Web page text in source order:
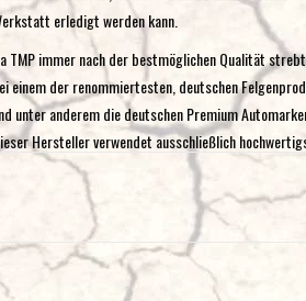
erledigt werden kann.
TMP immer nach der bestmöglichen Qualität
einem der renommiertesten, deutschen
unter anderem die deutschen Premium
Hersteller verwendet ausschließlich
Qualitätsstandards und den bestmöglichen 4-
Produktionslinien, Maschinen und
Premium Automarken.
in Europe
100% Röntgenprüfung